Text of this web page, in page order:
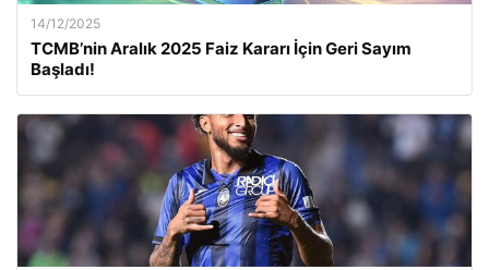
14/12/2025
TCMB’nin Aralık 2025 Faiz Kararı İçin Geri Sayım
Başladı!